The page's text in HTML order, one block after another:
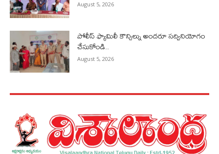
August 5, 2026
పోలీస్ ఫ్యామిలీ కౌన్సిల్ను అందరూ సద్వినియోగం
చేసుకోండి..
August 5, 2026